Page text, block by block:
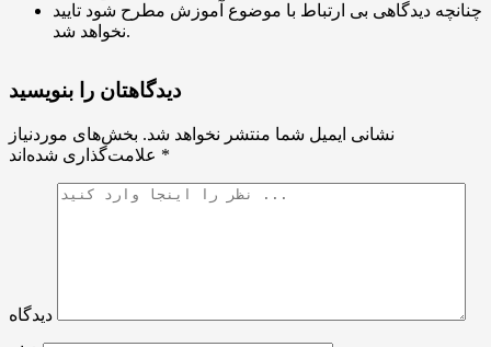
چنانچه دیدگاهی بی ارتباط با موضوع آموزش مطرح شود تایید
نخواهد شد.
دیدگاهتان را بنویسید
نشانی ایمیل شما منتشر نخواهد شد. بخش‌های موردنیاز
*
دیدگاه